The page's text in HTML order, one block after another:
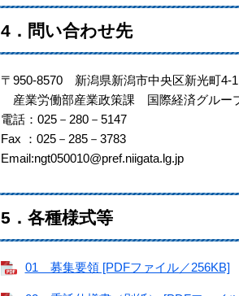
4．問い合わせ先
〒950-8570 新潟県新潟市中央区新光町4-1
産業労働部産業政策課 国際経済グルー
電話：025－280－5147
Fax ：025－285－3783
Email:ngt050010@pref.niigata.lg.jp
5．各種様式等
01 募集要領 [PDFファイル／256KB]